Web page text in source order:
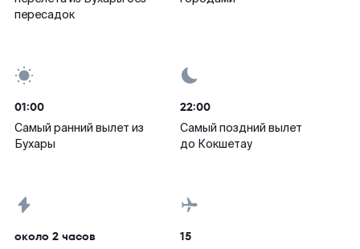
пересадок
01:00
Самый ранний вылет из
Бухары
22:00
Самый поздний вылет
до Кокшетау
около 2 часов 15